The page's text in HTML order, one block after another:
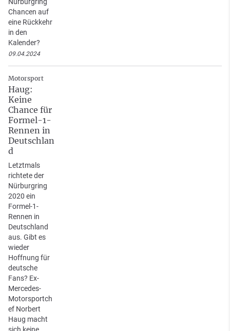
Chancen auf
eine Rückkehr
in den
Kalender?
09.04.2024
Motorsport
Haug:
Keine
Chance für
Formel-1-
Rennen in
Deutschlan
d
Letztmals
richtete der
Nürburgring
2020 ein
Formel-1-
Rennen in
Deutschland
aus. Gibt es
wieder
Hoffnung für
deutsche
Fans? Ex-
Mercedes-
Motorsportch
ef Norbert
Haug macht
sich keine